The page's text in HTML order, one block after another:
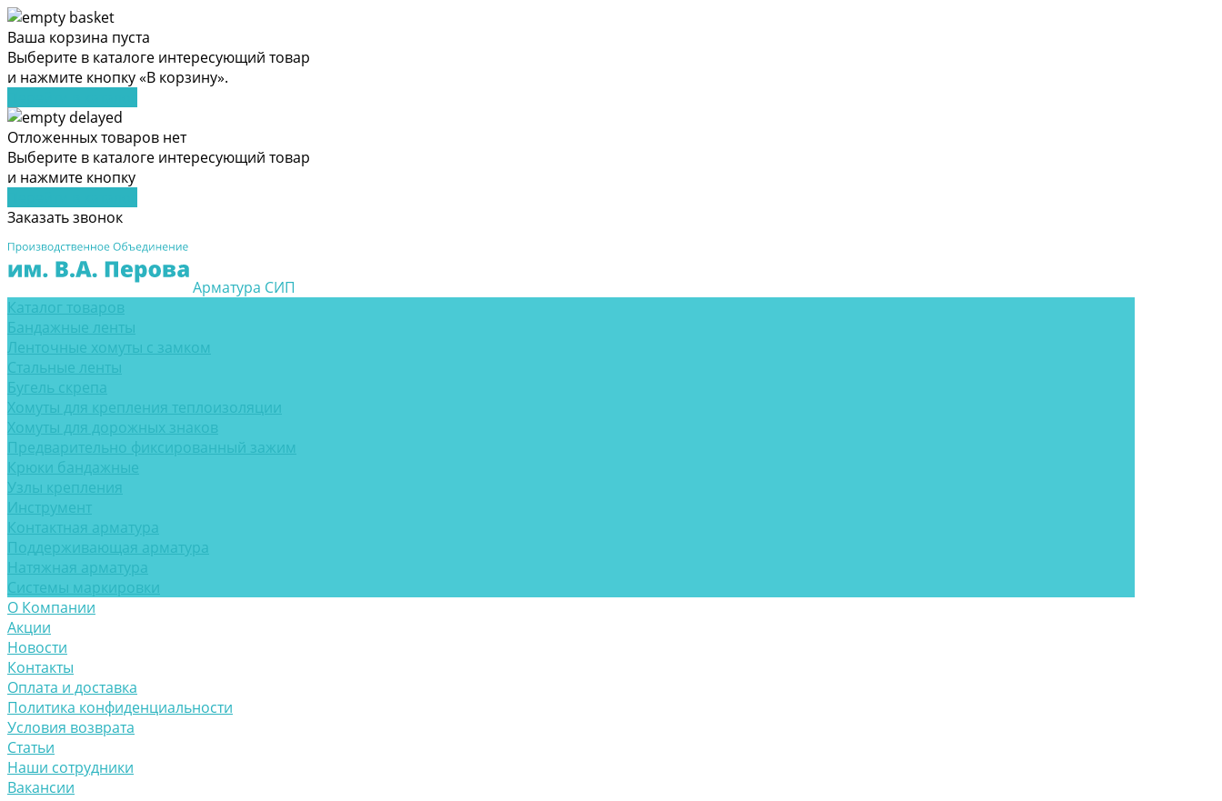
Ваша корзина пуста
Выберите в каталоге интересующий товар
и нажмите кнопку «В корзину».
Отложенных товаров нет
Выберите в каталоге интересующий товар
и нажмите кнопку
Заказать звонок
Арматура СИП
Каталог товаров
Бандажные ленты
Ленточные хомуты с замком
Стальные ленты
Бугель скрепа
Хомуты для крепления теплоизоляции
Хомуты для дорожных знаков
Предварительно фиксированный зажим
Крюки бандажные
Узлы крепления
Инструмент
Контактная арматура
Поддерживающая арматура
Натяжная арматура
Системы маркировки
О Компании
Акции
Новости
Контакты
Оплата и доставка
Политика конфиденциальности
Условия возврата
Статьи
Наши сотрудники
Вакансии